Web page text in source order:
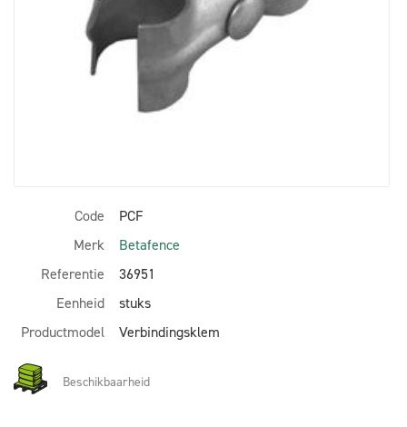
Code
PCF
Merk
Betafence
Referentie
36951
Eenheid
stuks
Productmodel
Verbindingsklem
Beschikbaarheid